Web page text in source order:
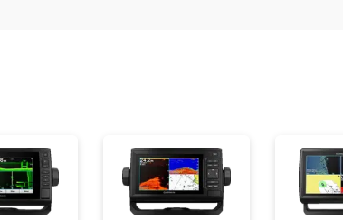
от 40 мин от 500 ₽